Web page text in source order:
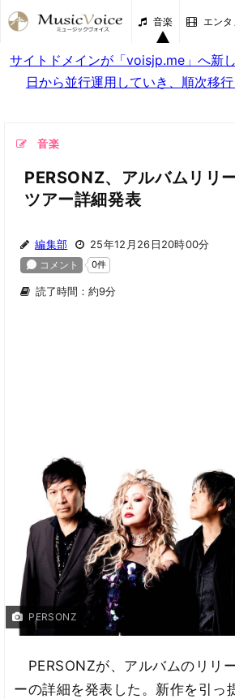
音楽 エンタ
サイトドメインが「voisjp.me」へ新
日から並行運用していき、順次移行
音楽
PERSONZ、アルバムリリ
ツアー詳細発表
編集部 25年12月26日20時00分
読了時間：約9分
PERSONZ
PERSONZが、アルバムのリリ
ーの詳細を発表した。新作を引っ